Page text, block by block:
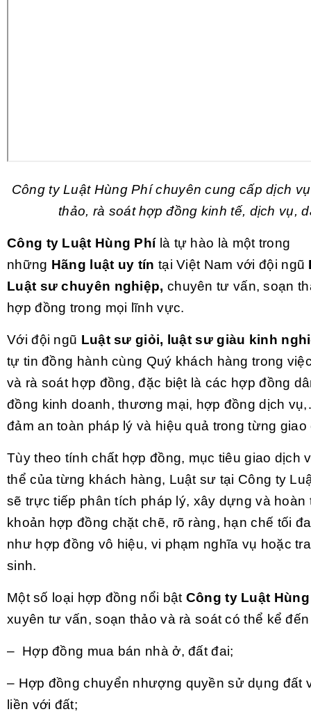
Công ty Luật Hùng Phí chuyên cung cấp dịch
thảo, rà soát hợp đồng kinh tế, dịch vụ,
Công ty Luật Hùng Phílà tự hào là một trong
những Hãng luật uy tín tại Việt Nam với đội ngũ
Luật sư chuyên nghiệp, chuyên tư vấn, soạn
hợp đồng trong mọi lĩnh vực.
Với đội ngũ Luật sư giỏi, luật sư giàu kinh
tự tin đồng hành cùng Quý khách hàng trong
và rà soát hợp đồng, đặc biệt là các hợp đồng
đồng kinh doanh, thương mại, hợp đồng dịch
đảm an toàn pháp lý và hiệu quả trong từng giao
Tùy theo tính chất hợp đồng, mục tiêu giao dịch
thể của từng khách hàng, Luật sư tại Công ty
sẽ trực tiếp phân tích pháp lý, xây dựng và hoàn
khoản hợp đồng chặt chẽ, rõ ràng, hạn chế tối
như hợp đồng vô hiệu, vi phạm nghĩa vụ hoặc
sinh.
Một số loại hợp đồng nổi bật Công ty Luật
xuyên tư vấn, soạn thảo và rà soát có thể kể
– Hợp đồng mua bán nhà ở, đất đai;
– Hợp đồng chuyển nhượng quyền sử dụng đất
liền với đất;